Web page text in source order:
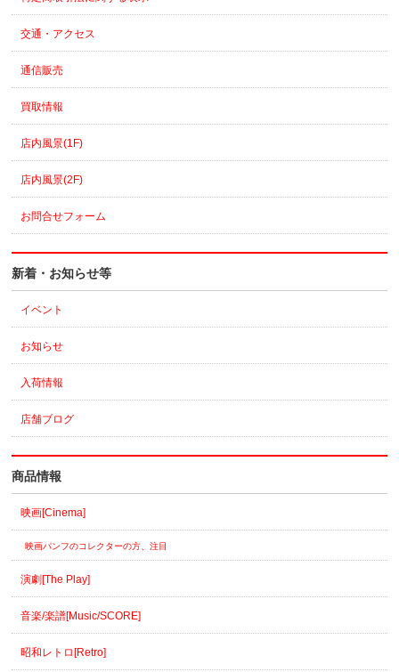
交通・アクセス
通信販売
買取情報
店内風景(1F)
店内風景(2F)
お問合せフォーム
新着・お知らせ等
イベント
お知らせ
入荷情報
店舗ブログ
商品情報
映画[Cinema]
映画パンフのコレクターの方、注目
演劇[The Play]
音楽/楽譜[Music/SCORE]
昭和レトロ[Retro]